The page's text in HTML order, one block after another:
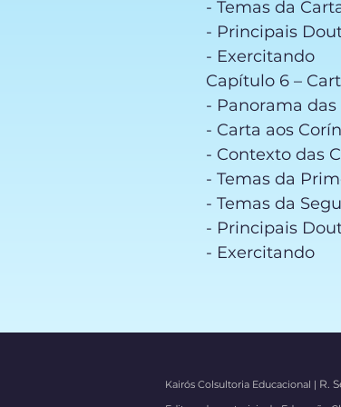
- Temas da
- Principais
- Exercitando
Capítulo 6 –
- Panorama
- Carta aos
- Contexto das
- Temas da
- Temas da
- Principais
- Exercitando
Kairós Colsultoria Educacional | R.